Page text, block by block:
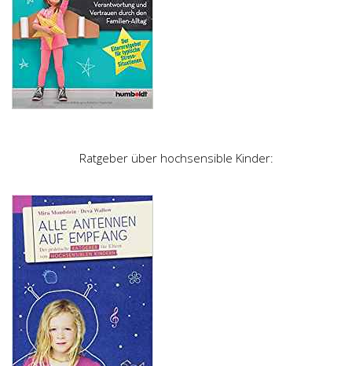
Ratgeber über hochsensible Kinder: